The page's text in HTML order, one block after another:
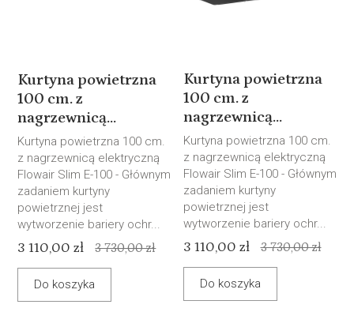
Kurtyna powietrzna
100 cm. z
nagrzewnicą...
Kurtyna powietrzna 100 cm.
z nagrzewnicą elektryczną
Flowair Slim E-100 - Głównym
zadaniem kurtyny
powietrznej jest
wytworzenie bariery ochr...
3 110,00 zł 3 730,00 zł
Do koszyka
Kurtyna powietrzna
100 cm. z
nagrzewnicą...
Kurtyna powietrzna 100 cm.
z nagrzewnicą elektryczną
Flowair Slim E-100 - Głównym
zadaniem kurtyny
powietrznej jest
wytworzenie bariery ochr...
3 110,00 zł 3 730,00 zł
Do koszyka